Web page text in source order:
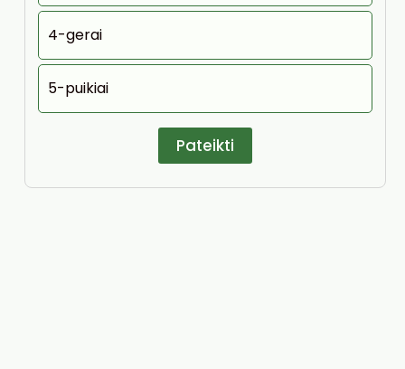
4-gerai
5-puikiai